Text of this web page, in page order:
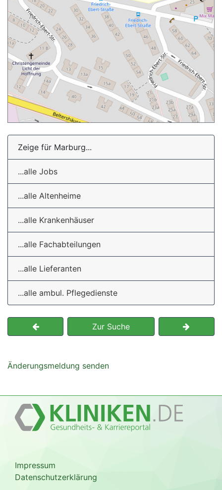
Zeige für Marburg...
...alle Jobs
...alle Altenheime
...alle Krankenhäuser
...alle Fachabteilungen
...alle Lieferanten
...alle ambul. Pflegedienste
Zur Suche
Änderungsmeldung senden
Impressum
Datenschutzerklärung